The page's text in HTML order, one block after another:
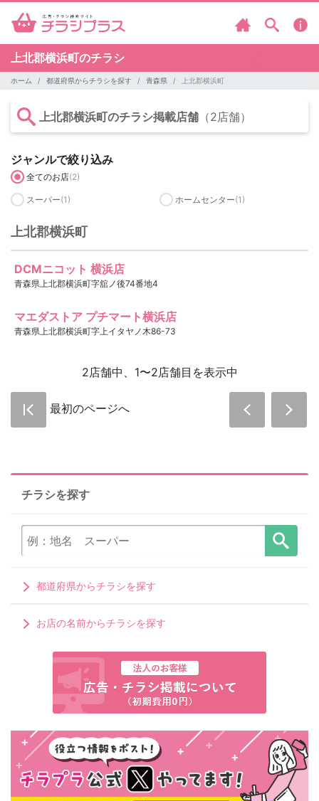
上北郡横浜町のチラシ
ホーム 都道府県からチラシを探す 青森県 上北郡横浜町
上北郡横浜町のチラシ掲載店舗 （2店舗）
ジャンルで絞り込み
全てのお店(2)
スーパー(1) ホームセンター(1)
上北郡横浜町
DCMニコット 横浜店
青森県上北郡横浜町字舘ノ後74番地4
マエダストア プチマート横浜店
青森県上北郡横浜町字上イタヤノ木86-73
2店舗中、1〜2店舗目を表示中
最初のページへ
チラシを探す
都道府県からチラシを探す
お店の名前からチラシを探す